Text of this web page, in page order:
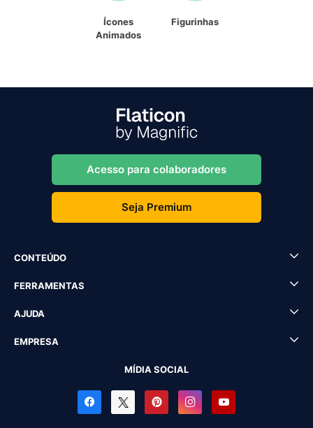
Ícones
Animados
Figurinhas
Acesso para colaboradores
Seja Premium
CONTEÚDO
FERRAMENTAS
AJUDA
EMPRESA
MÍDIA SOCIAL